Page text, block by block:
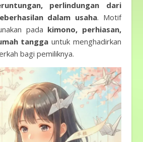
perlindungan dari
dalam usaha. Motif
pada kimono, perhiasan,
tangga untuk menghadirkan
bagi pemiliknya.